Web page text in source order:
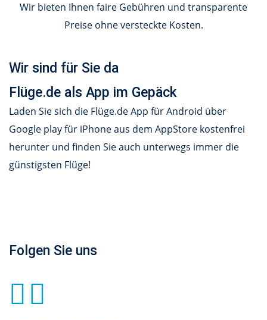
Wir bieten Ihnen faire Gebühren und transparente
Preise ohne versteckte Kosten.
Wir sind für Sie da
Flüge.de als App im Gepäck
Laden Sie sich die Flüge.de App für Android über
Google play für iPhone aus dem AppStore kostenfrei
herunter und finden Sie auch unterwegs immer die
günstigsten Flüge!
Folgen Sie uns